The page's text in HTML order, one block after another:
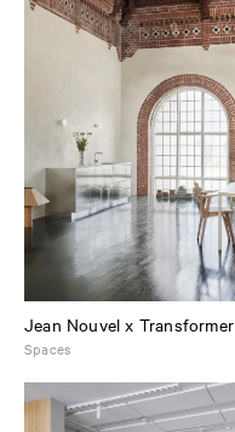
Jean Nouvel x Transformer
Spaces